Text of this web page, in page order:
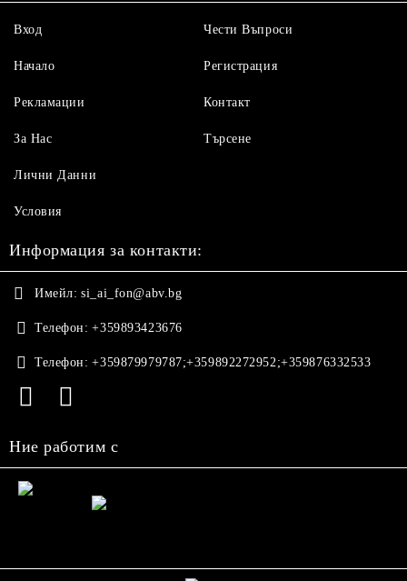
Вход
Начало
Рекламации
За Нас
Чести Въпроси
Регистрация
Контакт
Търсене
Лични Данни
Условия
Информация за контакти:
Имейл: si_ai_fon@abv.bg
Телефон: +359893423676
Телефон: +359879979787;+359892272952;+359876332533
Ние работим с